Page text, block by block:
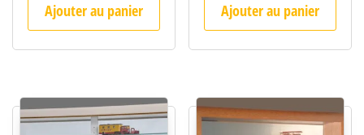
Ajouter au panier Ajouter au panier